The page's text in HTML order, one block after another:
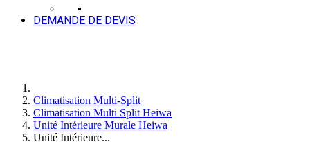
DEMANDE DE DEVIS
Climatisation Multi-Split
Climatisation Multi Split Heiwa
Unité Intérieure Murale Heiwa
Unité Intérieure...